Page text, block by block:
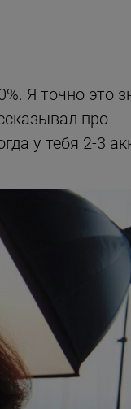
Я точно это
про
у тебя 2-3